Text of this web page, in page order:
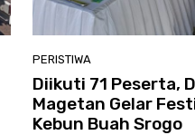
PERISTIWA
Diikuti 71 Peserta,
Magetan Gelar
Kebun Buah Srogo